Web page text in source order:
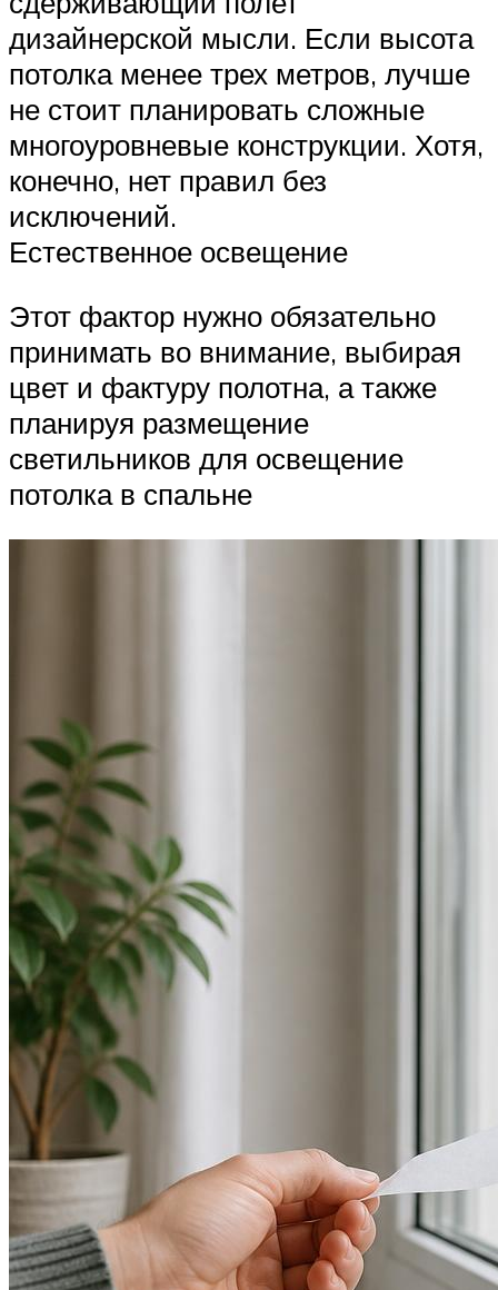
дизайнерской мысли. Если высота
потолка менее трех метров, лучше
не стоит планировать сложные
многоуровневые конструкции. Хотя,
конечно, нет правил без
исключений.
Естественное освещение
Этот фактор нужно обязательно
принимать во внимание, выбирая
цвет и фактуру полотна, а также
планируя размещение
светильников для освещение
потолка в спальне